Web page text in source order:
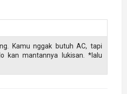
Kamu nggak butuh AC, tapi
kan mantannya lukisan. *lalu